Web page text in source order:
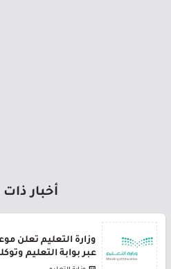
أخبار
وزارة التعليم تعلن
عبر بوابة التعليم